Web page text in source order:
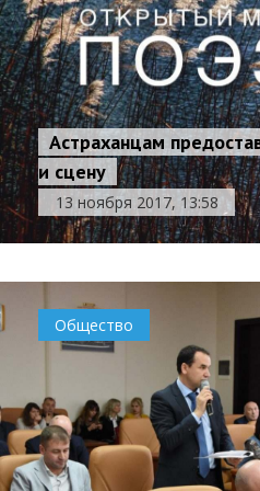
Астраханцам
и сцену
13 ноября 2017, 13:58
Общество